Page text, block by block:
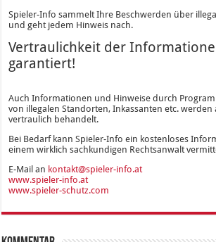
Spieler-Info sammelt Ihre Beschwerden über
und geht jedem Hinweis nach.
Vertraulichkeit der
garantiert!
Auch Informationen und Hinweise durch
von illegalen Standorten, Inkassanten etc. werden
vertraulich behandelt.
Bei Bedarf kann Spieler-Info ein kostenloses
einem wirklich sachkundigen Rechtsanwalt
E-Mail an kontakt@spieler-info.at
www.spieler-info.at
www.spieler-schutz.com